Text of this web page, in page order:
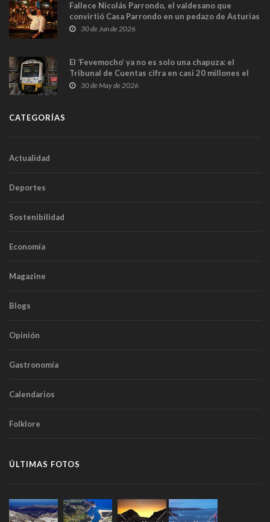
Fallece Nicolás Parrondo, el valdesano que
convirtió Casa Parrondo en un pedazo de Asturias
en Madrid
30 de Jun de 2026
El ‘Fevemocho’ ya no es solo una chapuza: el
Tribunal de Cuentas cifra en casi 20 millones el
sobrecoste de los trenes que no cabían por los
30 de May de 2026
CATEGORÍAS
Actualidad
Deportes
Sostenibilidad
Economía
Magazine
Blogs
Opinión
Gastronomía
Calendarios
Folklore
ÚLTIMAS FOTOS